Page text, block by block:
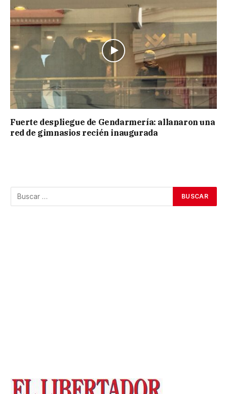
Fuerte despliegue de Gendarmería: allanaron una
red de gimnasios recién inaugurada